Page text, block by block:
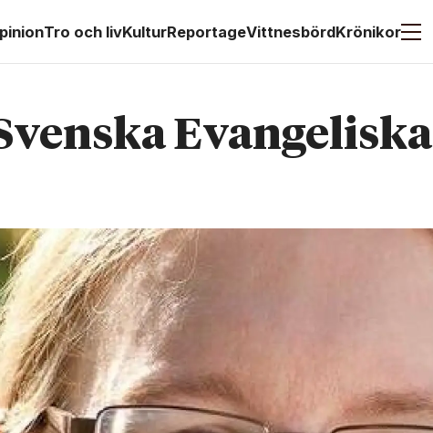
Tro och livKulturReportageVittnesbördKrönikor
Evangeliska